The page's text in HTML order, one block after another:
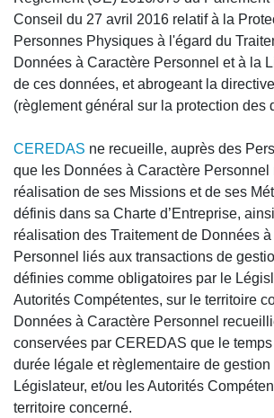
Conseil du 27 avril 2016 relatif à la
Personnes Physiques à l'égard du
Données à Caractère Personnel et à la
de ces données, et abrogeant la
(règlement général sur la protection des
CEREDAS ne recueille, auprès des
que les Données à Caractère Personnel
réalisation de ses Missions et de ses
définis dans sa Charte d’Entreprise,
réalisation des Traitement de Données
Personnel liés aux transactions de
définies comme obligatoires par le
Autorités Compétentes, sur le territoire
Données à Caractère Personnel
conservées par CEREDAS que le
durée légale et règlementaire de
Législateur, et/ou les Autorités
territoire concerné.